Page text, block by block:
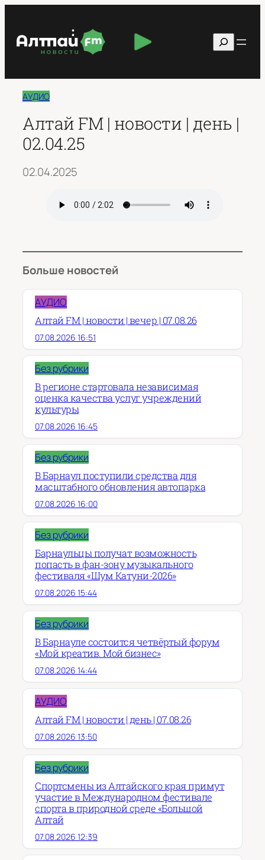
содержимому
Поиск
АУДИО
Алтай FM | новости | день |
02.04.25
02.04.2025
Больше новостей
АУДИО
Алтай FM | новости | вечер | 07.08.26
07.08.2026 16:51
Без рубрики
В регионе стартовала независимая
оценка качества услуг учреждений
культуры
07.08.2026 16:45
Без рубрики
В Барнаул поступили средства для
масштабного обновления автопарка
07.08.2026 16:00
Без рубрики
Барнаульцы получат возможность
попасть в фан-зону музыкального
фестиваля «Шум Катуни-2026»
07.08.2026 15:44
Без рубрики
В Барнауле состоится четвёртый форум
«Мой креатив. Мой бизнес»
07.08.2026 14:44
АУДИО
Алтай FM | новости | день | 07.08.26
07.08.2026 13:50
Без рубрики
Спортсмены из Алтайского края примут
участие в Международном фестивале
спорта в природной среде «Большой
Алтай
07.08.2026 12:39